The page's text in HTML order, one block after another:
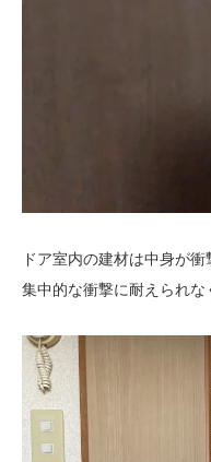
ドア室内の建材は中身が
集中的な衝撃に耐えられ